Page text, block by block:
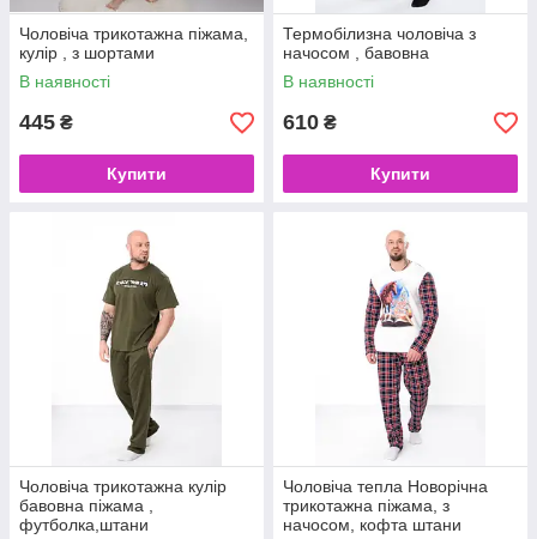
Чоловіча трикотажна піжама,
кулір , з шортами
В наявності
445 ₴
Купити
Термобілизна чоловіча з
начосом , бавовна
В наявності
610 ₴
Купити
Чоловіча трикотажна кулір
бавовна піжама ,
футболка,штани
Чоловіча тепла Новорічна
трикотажна піжама, з
начосом, кофта штани